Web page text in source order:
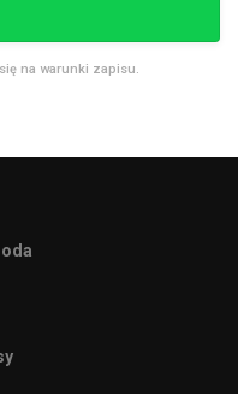
na warunki zapisu.